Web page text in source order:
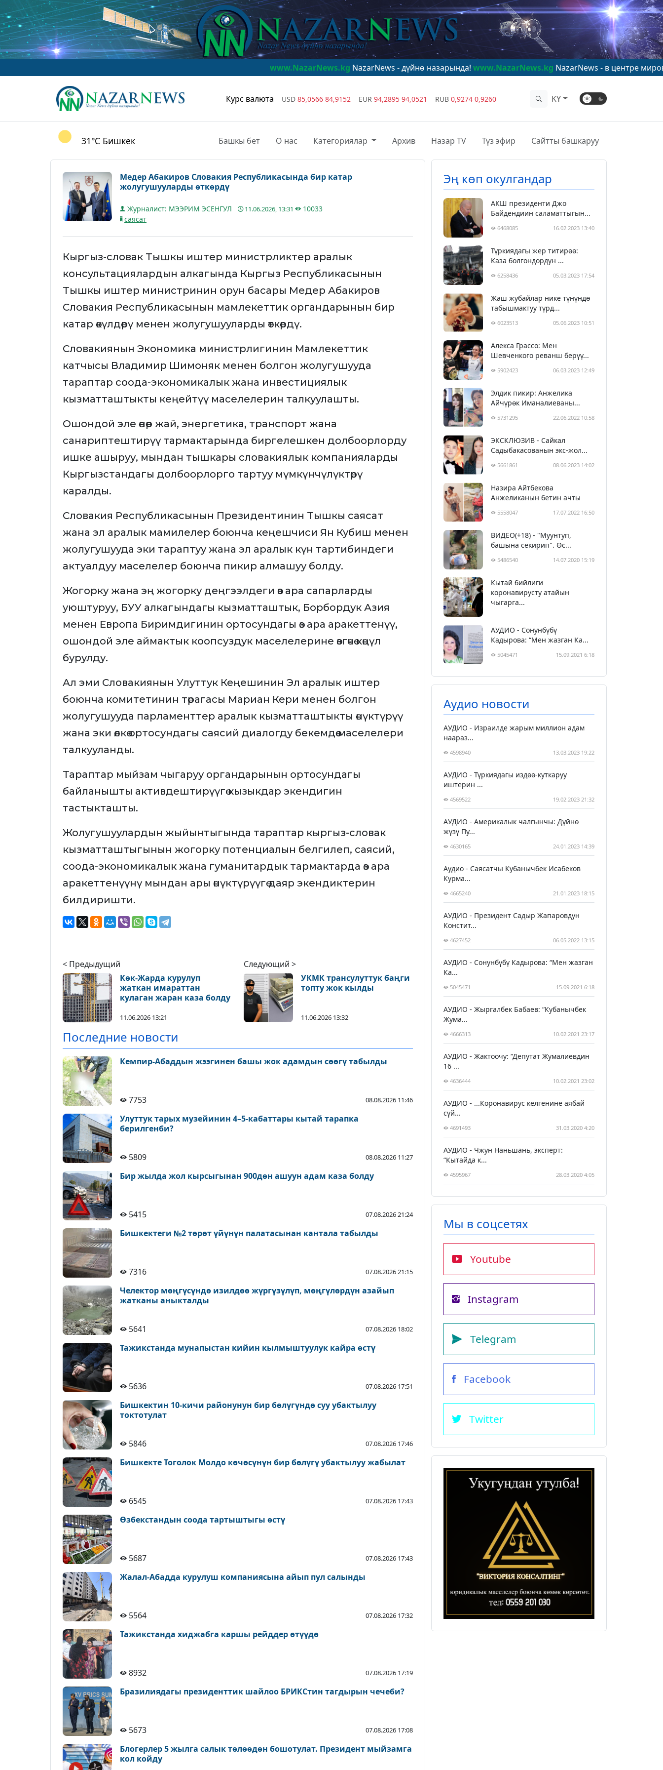
www.NazarNews.kgNazarNews - дүйнө назарында!www.NazarNews.kgNazarNews - в центре мирового
Курс валюта USD 85,0566 84,9152 EUR 94,2895 94,0521 RUB 0,9274 0,9260 KY
31°C Бишкек Башкы бет О нас Категориялар Архив Назар TV Түз эфир Сайтты башкаруу
Медер Абакиров Словакия Республикасында бир катар
жолугушууларды өткөрдү
Журналист: МЭЭРИМ ЭСЕНГУЛ 11.06.2026, 13:31
10033
саясат
Кыргыз-словак Тышкы иштер министрликтер аралык
консультациялардын алкагында Кыргыз Республикасынын
Тышкы иштер министринин орун басары Медер Абакиров
Словакия Республикасынын мамлекеттик органдарынын бир
катар өкүлдөрү менен жолугушууларды өткөрдү.
Словакиянын Экономика министрлигинин Мамлекеттик
катчысы Владимир Шимоняк менен болгон жолугушууда
тараптар соода-экономикалык жана инвестициялык
кызматташтыкты кеңейтүү маселелерин талкуулашты.
Ошондой эле өнөр жай, энергетика, транспорт жана
санариптештирүү тармактарында биргелешкен долбоорлорду
ишке ашыруу, мындан тышкары словакиялык компанияларды
Кыргызстандагы долбоорлорго тартуу мүмкүнчүлүктөрү
каралды.
Словакия Республикасынын Президентинин Тышкы саясат
жана эл аралык мамилелер боюнча кеңешчиси Ян Кубиш менен
жолугушууда эки тараптуу жана эл аралык күн тартибиндеги
актуалдуу маселелер боюнча пикир алмашуу болду.
Жогорку жана эң жогорку деңгээлдеги өз ара сапарларды
уюштуруу, БУУ алкагындагы кызматташтык, Борбордук Азия
менен Европа Биримдигинин ортосундагы өз ара аракеттенүү,
ошондой эле аймактык коопсуздук маселелерине өзгөчө көңүл
бурулду.
Ал эми Словакиянын Улуттук Кеңешинин Эл аралык иштер
боюнча комитетинин төрагасы Мариан Кери менен болгон
жолугушууда парламенттер аралык кызматташтыкты өнүктүрүү
жана эки өлкө ортосундагы саясий диалогду бекемдөө маселелери
талкууланды.
Тараптар мыйзам чыгаруу органдарынын ортосундагы
байланышты активдештирүүгө кызыкдар экендигин
тастыкташты.
Жолугушуулардын жыйынтыгында тараптар кыргыз-словак
кызматташтыгынын жогорку потенциалын белгилеп, саясий,
соода-экономикалык жана гуманитардык тармактарда өз ара
аракеттенүүнү мындан ары өнүктүрүүгө даяр экендиктерин
билдиришти.
< Предыдущий
Көк-Жарда курулуп
жаткан имараттан
кулаган жаран каза болду
11.06.2026 13:21
Следующий >
УКМК трансулуттук баңги
топту жок кылды
11.06.2026 13:32
Последние новости
Кемпир-Абаддын жээгинен башы жок адамдын сөөгү табылды
7753 08.08.2026 11:46
Улуттук тарых музейинин 4–5-кабаттары кытай тарапка
берилгенби?
5809 08.08.2026 11:27
Бир жылда жол кырсыгынан 900дөн ашуун адам каза болду
5415 07.08.2026 21:24
Бишкектеги №2 төрөт үйүнүн палатасынан кантала табылды
7316 07.08.2026 21:15
Челектор мөңгүсүндө изилдөө жүргүзүлүп, мөңгүлөрдүн азайып
жатканы аныкталды
5641 07.08.2026 18:02
Тажикстанда мунапыстан кийин кылмыштуулук кайра өстү
5636 07.08.2026 17:51
Бишкектин 10-кичи районунун бир бөлүгүндө суу убактылуу
токтотулат
5846 07.08.2026 17:46
Бишкекте Тоголок Молдо көчөсүнүн бир бөлүгү убактылуу жабылат
6545 07.08.2026 17:43
Өзбекстандын соода тартыштыгы өстү
5687 07.08.2026 17:43
Жалал-Абадда курулуш компаниясына айып пул салынды
5564 07.08.2026 17:32
Тажикстанда хиджабга каршы рейддер өтүүдө
8932 07.08.2026 17:19
Бразилиядагы президенттик шайлоо БРИКСтин тагдырын чечеби?
5673 07.08.2026 17:08
Блогерлер 5 жылга салык төлөөдөн бошотулат. Президент мыйзамга
кол койду
Эң көп окулгандар
АКШ президенти Джо
Байдендиин саламаттыгын...
6468085 16.02.2023 13:40
Түркиядагы жер титирөө:
Каза болгондордун ...
6258436 05.03.2023 17:54
Жаш жубайлар нике түнүндө
табышмактуу түрд...
6023513 05.06.2023 10:51
Алекса Грассо: Мен
Шевченкого реванш берүү...
5902423 06.03.2023 12:49
Элдик пикир: Анжелика
Айчүрөк Иманалиеваны...
5731295 22.06.2022 10:58
ЭКСКЛЮЗИВ - Сайкал
Садыбакасованын экс-жол...
5661861 08.06.2023 14:02
Назира Айтбекова
Анжеликанын бетин ачты
5558047 17.07.2022 16:50
ВИДЕО(+18) - "Муунтуп,
башына секирип". Өс...
5486540 14.07.2020 15:19
Кытай бийлиги
коронавирусту атайын
чыгарга...
АУДИО - Сонунбүбү
Кадырова: “Мен жазган Ка...
5045471 15.09.2021 6:18
Аудио новости
АУДИО - Израилде жарым миллион адам
наараз...
4598940 13.03.2023 19:22
АУДИО - Түркиядагы издөө-куткаруу
иштерин ...
4569522 19.02.2023 21:32
АУДИО - Америкалык чалгынчы: Дүйнө
жүзү Пу...
4630165 24.01.2023 14:39
Аудио - Саясатчы Кубанычбек Исабеков
Курма...
4665240 21.01.2023 18:15
АУДИО - Президент Садыр Жапаровдун
Констит...
4627452 06.05.2022 13:15
АУДИО - Сонунбүбү Кадырова: “Мен жазган
Ка...
5045471 15.09.2021 6:18
АУДИО - Жыргалбек Бабаев: “Кубанычбек
Жума...
4666313 10.02.2021 23:17
АУДИО - Жактоочу: “Депутат Жумалиевдин
16 ...
4636444 10.02.2021 23:02
АУДИО - ...Коронавирус келгенине аябай
сүй...
4691493 31.03.2020 4:20
АУДИО - Чжун Наньшань, эксперт:
“Кытайда к...
4595967 28.03.2020 4:05
Мы в соцсетях
Youtube
Instagram
Telegram
Facebook
Twitter